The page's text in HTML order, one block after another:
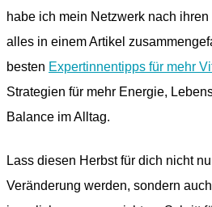
habe ich mein Netzwerk nach
alles in einem Artikel
besten Expertinnentipps für mehr
Strategien für mehr Energie,
Balance im Alltag.
Lass diesen Herbst für dich nicht
Veränderung werden, sondern